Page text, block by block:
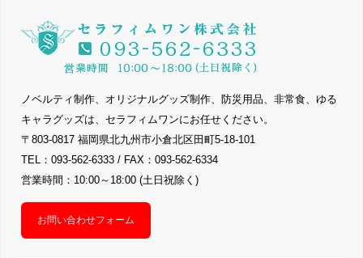
ノベルティ制作、オリジナルグッズ制作、防災用品、非常食、ゆる
キャラグッズは、セラフィムワンにお任せください。
〒803-0817 福岡県北九州市小倉北区田町5-18-101
TEL：093-562-6333 / FAX：093-562-6334
営業時間：10:00～18:00 (土日祝除く)
お問い合わせフォーム